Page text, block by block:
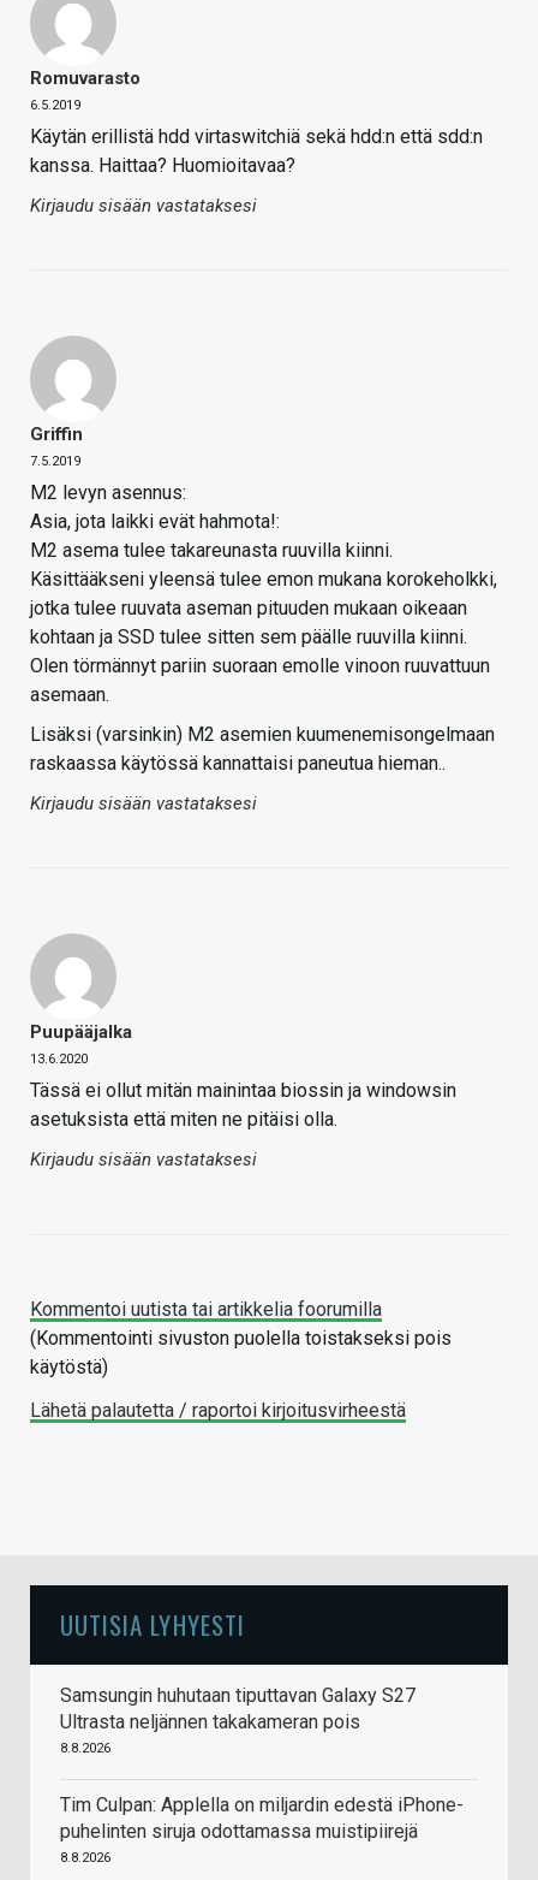
Romuvarasto
6.5.2019
Käytän erillistä hdd virtaswitchiä sekä hdd:n että sdd:n
kanssa. Haittaa? Huomioitavaa?
Kirjaudu sisään vastataksesi
Griffin
7.5.2019
M2 levyn asennus:
Asia, jota laikki evät hahmota!:
M2 asema tulee takareunasta ruuvilla kiinni.
Käsittääkseni yleensä tulee emon mukana korokeholkki,
jotka tulee ruuvata aseman pituuden mukaan oikeaan
kohtaan ja SSD tulee sitten sem päälle ruuvilla kiinni.
Olen törmännyt pariin suoraan emolle vinoon ruuvattuun
asemaan.
Lisäksi (varsinkin) M2 asemien kuumenemisongelmaan
raskaassa käytössä kannattaisi paneutua hieman..
Kirjaudu sisään vastataksesi
Puupääjalka
13.6.2020
Tässä ei ollut mitän mainintaa biossin ja windowsin
asetuksista että miten ne pitäisi olla.
Kirjaudu sisään vastataksesi
Kommentoi uutista tai artikkelia foorumilla
(Kommentointi sivuston puolella toistakseksi pois
käytöstä)
Lähetä palautetta / raportoi kirjoitusvirheestä
UUTISIA LYHYESTI
Samsungin huhutaan tiputtavan Galaxy S27
Ultrasta neljännen takakameran pois
8.8.2026
Tim Culpan: Applella on miljardin edestä iPhone-
puhelinten siruja odottamassa muistipiirejä
8.8.2026